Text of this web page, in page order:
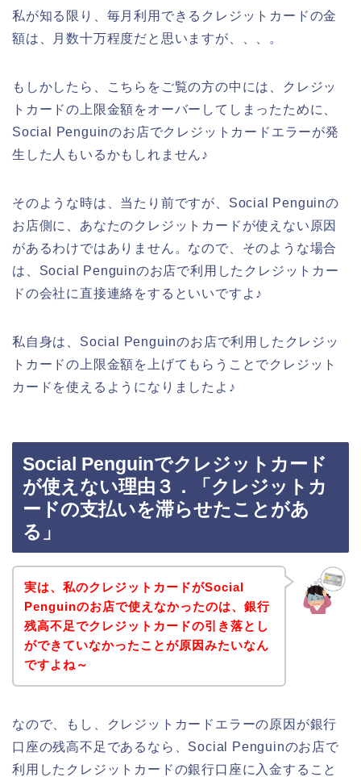
私が知る限り、毎月利用できるクレジットカードの金
額は、月数十万程度だと思いますが、、、。
もしかしたら、こちらをご覧の方の中には、クレジッ
トカードの上限金額をオーバーしてしまったために、
Social Penguinのお店でクレジットカードエラーが発
生した人もいるかもしれません♪
そのような時は、当たり前ですが、Social Penguinの
お店側に、あなたのクレジットカードが使えない原因
があるわけではありません。なので、そのような場合
は、Social Penguinのお店で利用したクレジットカー
ドの会社に直接連絡をするといいですよ♪
私自身は、Social Penguinのお店で利用したクレジッ
トカードの上限金額を上げてもらうことでクレジット
カードを使えるようになりましたよ♪
Social Penguinでクレジットカード
が使えない理由３．「クレジットカ
ードの支払いを滞らせたことがあ
る」
実は、私のクレジットカードがSocial
Penguinのお店で使えなかったのは、銀行
残高不足でクレジットカードの引き落とし
ができていなかったことが原因みたいなん
ですよね～
なので、もし、クレジットカードエラーの原因が銀行
口座の残高不足であるなら、Social Penguinのお店で
利用したクレジットカードの銀行口座に入金すること